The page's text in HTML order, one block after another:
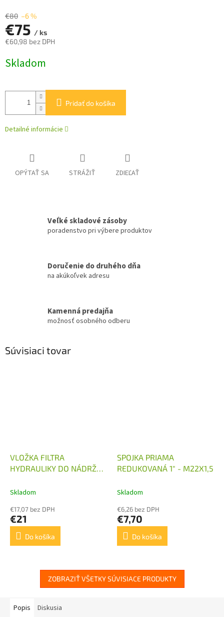
€80 –6 %
€75 / ks
€60,98 bez DPH
cena:
Skladom
Pridať do košíka
Detailné informácie
OPÝTAŤ SA STRÁŽIŤ ZDIEĽAŤ
Veľké skladové zásoby
poradenstvo pri výbere produktov
Doručenie do druhého dňa
na akúkoľvek adresu
Kamenná predajňa
možnosť osobného odberu
Súvisiaci tovar
VLOŽKA FILTRA
HYDRAULIKY DO NÁDRŽE
Skladom
€17,07 bez DPH
€21
Do košíka
SPOJKA PRIAMA
REDUKOVANÁ 1" - M22X1,5
Skladom
€6,26 bez DPH
€7,70
Do košíka
ZOBRAZIŤ VŠETKY SÚVISIACE PRODUKTY
Popis Diskusia